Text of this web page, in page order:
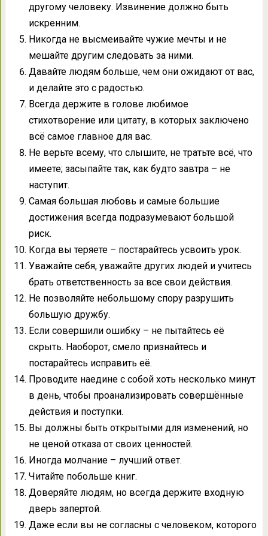
другому человеку. Извинение должно быть
искренним.
Никогда не высмеивайте чужие мечты и не
мешайте другим следовать за ними.
Давайте людям больше, чем они ожидают от вас,
и делайте это с радостью.
Всегда держите в голове любимое
стихотворение или цитату, в которых заключено
всё самое главное для вас.
Не верьте всему, что слышите, не тратьте всё, что
имеете; засыпайте так, как будто завтра – не
наступит.
Самая большая любовь и самые большие
достижения всегда подразумевают большой
риск.
Когда вы теряете – постарайтесь усвоить урок.
Уважайте себя, уважайте других людей и учитесь
брать ответственность за все свои действия.
Не позволяйте небольшому спору разрушить
большую дружбу.
Если совершили ошибку – не пытайтесь её
скрыть. Наоборот, смело признайтесь и
постарайтесь исправить её.
Проводите наедине с собой хоть несколько минут
в день, чтобы проанализировать совершённые
действия и поступки.
Вы должны быть открытыми для изменений, но
не ценой отказа от своих ценностей.
Иногда молчание – лучший ответ.
Читайте побольше книг.
Доверяйте людям, но всегда держите входную
дверь запертой.
Даже если вы не согласны с человеком, которого